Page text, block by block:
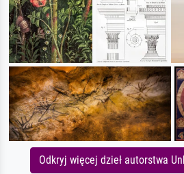
Odkryj więcej dzieł autorstwa